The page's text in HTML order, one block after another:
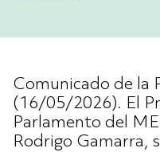
Comunicado de la
(16/05/2026). El
Parlamento del
Rodrigo Gamarra,